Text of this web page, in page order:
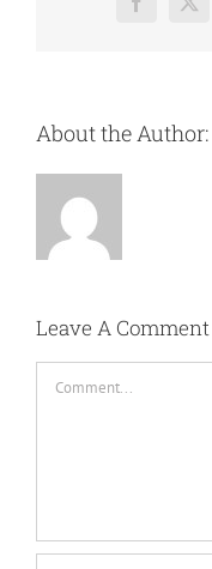
Facebook
X
About the Author:
Leave A Comment